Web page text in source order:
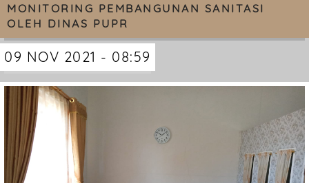
MONITORING PEMBANGUNAN SANITASI
OLEH DINAS PUPR
09 NOV 2021 - 08:59